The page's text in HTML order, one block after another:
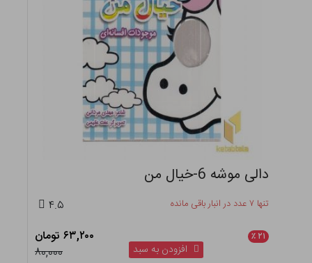
دالی موشه 6-خیال من
تنها ۷ عدد در انبار باقی مانده ۴.۵
۲۱ ٪
۶۳,۲۰۰ تومان
۸۰,۰۰۰
افزودن به سبد